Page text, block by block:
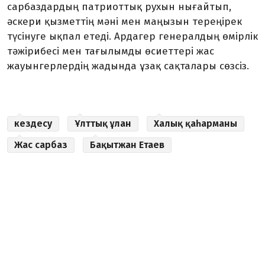
сарбаздардың патриоттық рухын нығайтып,
әскери қызметтің мәні мен маңызын тереңірек
түсінуге ықпал етеді. Ардагер генералдың өмірлік
тәжірибесі мен тағылымды өсиеттері жас
жауынгерлердің жадында ұзақ сақталары сөзсіз.
кездесу Ұлттық ұлан
Халық қаһарманы
Жас сарбаз
Бақытжан Етаев